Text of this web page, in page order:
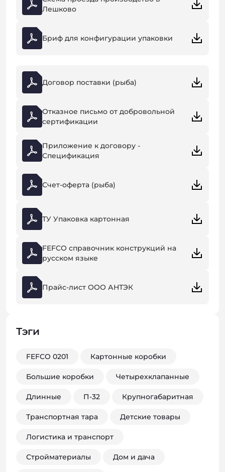
Лешково
Бриф для конфигурации упаковки
Договор поставки (рыба)
Отказное письмо от добровольной
сертификации
Приложение к договору -
Спецификация
Счет-оферта (рыба)
ТУ Упаковка картонная
FEFCO справочник конструкций на
русском языке
Прайс-лист ООО АНТЭК
Тэги
FEFCO 0201 Картонные коробки
Большие коробки Четырехклапанные
Длинные П-32 Крупногабаритная
Транспортная тара Детские товары
Логистика и транспорт
Стройматериалы Дом и дача